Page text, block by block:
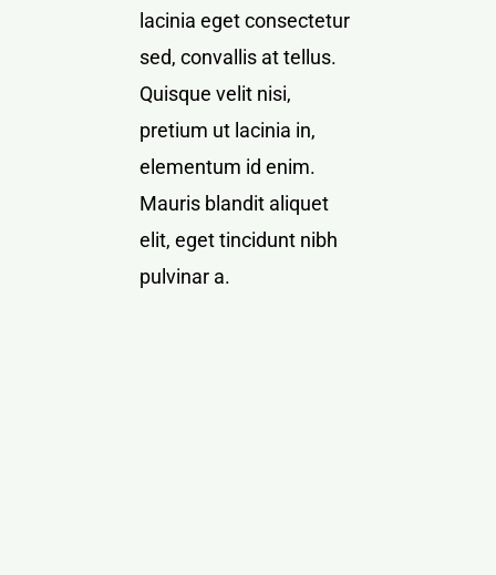
lacinia eget consectetur
sed, convallis at tellus.
Quisque velit nisi,
pretium ut lacinia in,
elementum id enim.
Mauris blandit aliquet
elit, eget tincidunt nibh
pulvinar a.